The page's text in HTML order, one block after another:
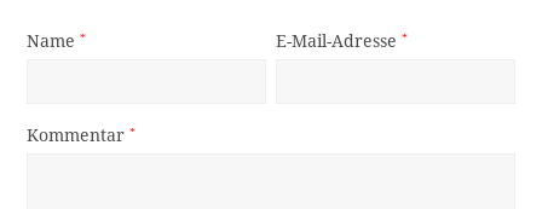
Name* E-Mail-Adresse*
Kommentar*